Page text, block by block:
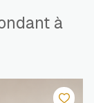
à